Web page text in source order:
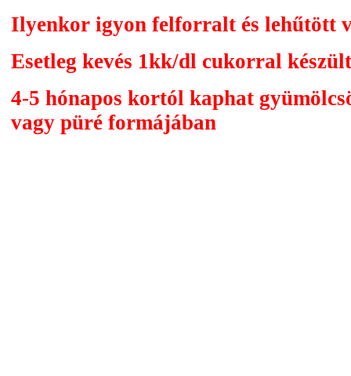
Ilyenkor igyon felforralt és lehűtött
Esetleg kevés 1kk/dl cukorral
4-5 hónapos kortól kaphat
vagy püré formájában